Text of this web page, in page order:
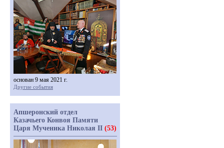
основан 9 мая 2021 г.
Другие события
Апшеронский отдел
Казачьего Конвоя Памяти
Царя Мученика Николая II (53)